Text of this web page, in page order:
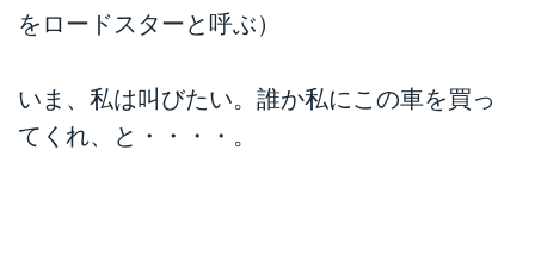
をロードスターと呼ぶ）
いま、私は叫びたい。誰か私にこの車を買っ
てくれ、と・・・・。